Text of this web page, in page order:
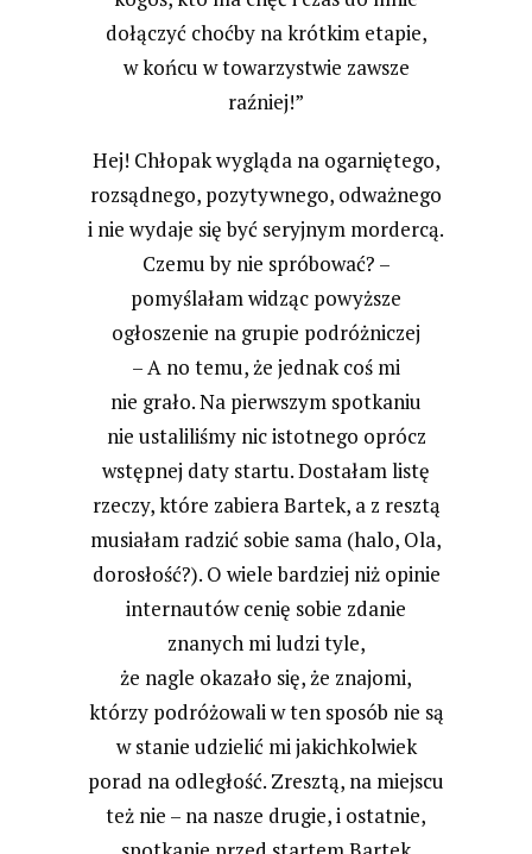
dołączyć choćby na krótkim etapie,
w końcu w towarzystwie zawsze
raźniej!”
Hej! Chłopak wygląda na ogarniętego,
rozsądnego, pozytywnego, odważnego
i nie wydaje się być seryjnym mordercą.
Czemu by nie spróbować? –
pomyślałam widząc powyższe
ogłoszenie na grupie podróżniczej
– A no temu, że jednak coś mi
nie grało. Na pierwszym spotkaniu
nie ustaliliśmy nic istotnego oprócz
wstępnej daty startu. Dostałam listę
rzeczy, które zabiera Bartek, a z resztą
musiałam radzić sobie sama (halo, Ola,
dorosłość?). O wiele bardziej niż opinie
internautów cenię sobie zdanie
znanych mi ludzi tyle,
że nagle okazało się, że znajomi,
którzy podróżowali w ten sposób nie są
w stanie udzielić mi jakichkolwiek
porad na odległość. Zresztą, na miejscu
też nie – na nasze drugie, i ostatnie,